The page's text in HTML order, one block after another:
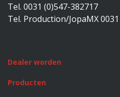
Tel. 0031 (0)547-382717
Tel. Production/JopaMX
Dealer worden
Producten